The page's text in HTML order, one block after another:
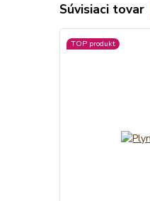
Súvisiaci tovar
TOP produkt